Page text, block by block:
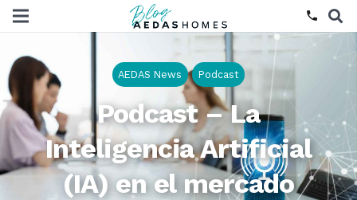
phone
AEDAS News Podcast
Podcast – La
Inteligencia Artificial
(IA) en el mercado